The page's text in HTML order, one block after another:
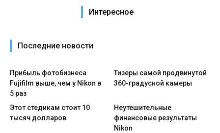
Интересное
Последние новости
Прибыль фотобизнеса
Fujifilm выше, чем у Nikon в
5 раз
Тизеры самой продвинутой
360-градусной камеры
Этот стедикам стоит 10
тысяч долларов
Неутешительные
финансовые результаты
Nikon